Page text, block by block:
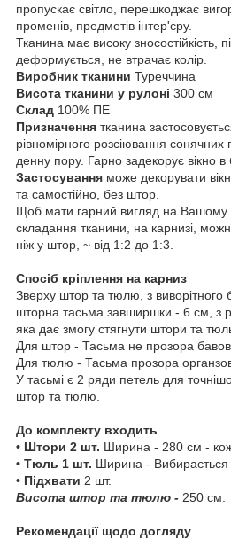
пропускає світло, перешкоджає
променів, предметів інтер'єру.
Тканина має високу зносостійкість,
деформується, не втрачає колір.
Виробник тканини Туреччина
Висота тканини у рулоні 300 см
Склад 100% ПЕ
Призначення тканина
рівномірного розсіювання
денну пору. Гарно задекорує вікно
Застосування може декорувати
та самостійно, без штор.
Щоб мати гарний вигляд на Вашому
складання тканини, на карнизі,
ніж у штор, ~ від 1:2 до 1:3.
Спосіб кріплення на карниз
Зверху штор та тюлю, з виворітного
шторна тасьма завширшки - 6 см, з
яка дає змогу стягнути штори та
Для штор - Тасьма не прозора
Для тюлю - Тасьма прозора
У тасьмі є 2 ряди петель для
штор та тюлю.
До комплекту входить
• Штори 2 шт. Ширина - 280 см -
• Тюль 1 шт. Ширина - Вибирається
• Підхвати 2 шт.
Висота штор та тюлю - 250 см.
Рекомендації щодо догляду